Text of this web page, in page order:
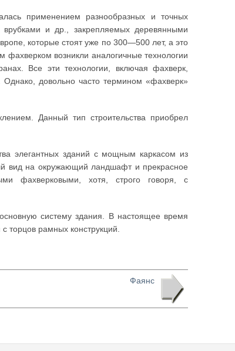
применением разнообразных и точных
и др., закрепляемых деревянными
которые стоят уже по 300—500 лет, а это
фахверком возникли аналогичные технологии
Все эти технологии, включая фахверк,
довольно часто термином «фахверк»
Данный тип строительства приобрел
элегантных зданий с мощным каркасом из
вид на окружающий ландшафт и прекрасное
фахверковыми, хотя, строго говоря, с
систему здания. В настоящее время
торцов рамных конструкций.
Фаянс